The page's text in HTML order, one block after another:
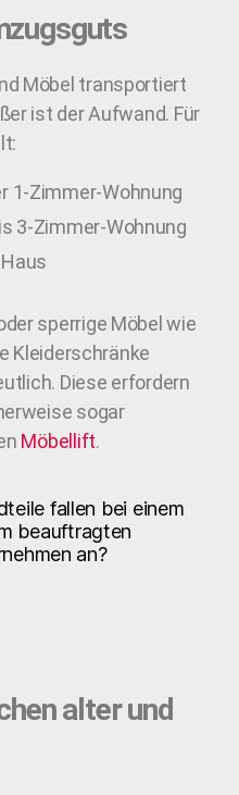
Möbel transportiert
ist der Aufwand. Für
1-Zimmer-Wohnung
3-Zimmer-Wohnung
sperrige Möbel wie
Kleiderschränke
Diese erfordern
sogar
Möbellift.
alter und